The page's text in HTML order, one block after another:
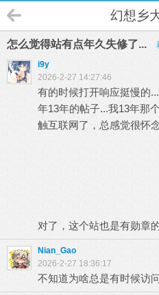
幻想乡
怎么觉得站有点年久失修了...
i9y
2026-2-27 14:27:46
有的时候打开响应挺慢的
年13年的帖子...我13年那
触互联网了，总感觉很怀
对了，这个站也是有勋章
Nian_Gao
2026-2-27 18:36:17
不知道为啥总是有时候访